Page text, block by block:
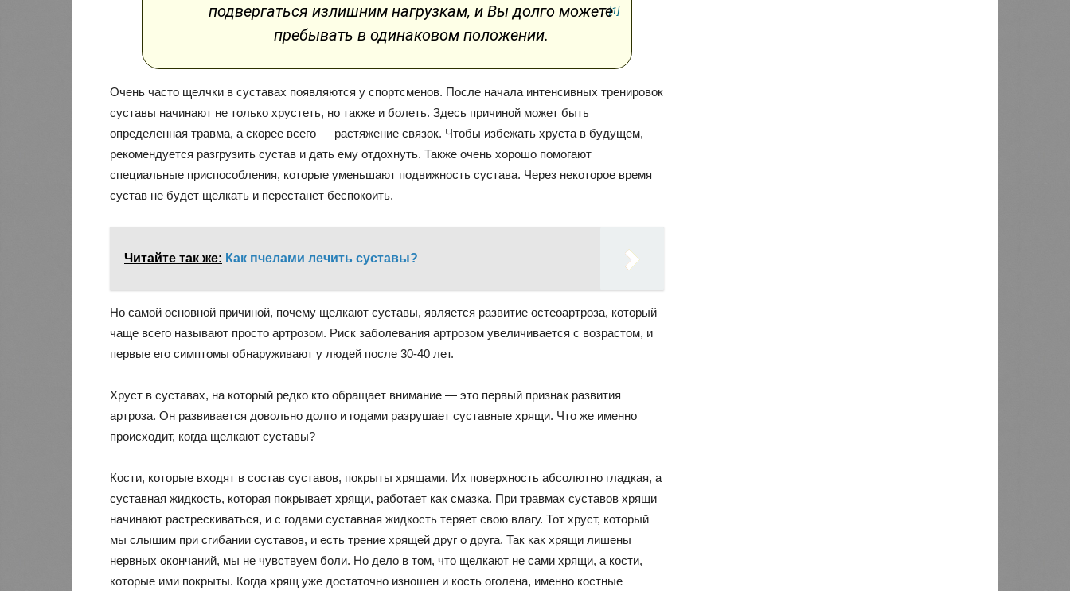
подвергаться излишним нагрузкам, и Вы долго можете
пребывать в одинаковом положении.
[1]
Очень часто щелчки в суставах появляются у спортсменов. После начала интенсивных тренировок
суставы начинают не только хрустеть, но также и болеть. Здесь причиной может быть
определенная травма, а скорее всего — растяжение связок. Чтобы избежать хруста в будущем,
рекомендуется разгрузить сустав и дать ему отдохнуть. Также очень хорошо помогают
специальные приспособления, которые уменьшают подвижность сустава. Через некоторое время
сустав не будет щелкать и перестанет беспокоить.
Читайте так же: Как пчелами лечить суставы?
Но самой основной причиной, почему щелкают суставы, является развитие остеоартроза, который
чаще всего называют просто артрозом. Риск заболевания артрозом увеличивается с возрастом, и
первые его симптомы обнаруживают у людей после 30-40 лет.
Хруст в суставах, на который редко кто обращает внимание — это первый признак развития
артроза. Он развивается довольно долго и годами разрушает суставные хрящи. Что же именно
происходит, когда щелкают суставы?
Кости, которые входят в состав суставов, покрыты хрящами. Их поверхность абсолютно гладкая, а
суставная жидкость, которая покрывает хрящи, работает как смазка. При травмах суставов хрящи
начинают растрескиваться, и с годами суставная жидкость теряет свою влагу. Тот хруст, который
мы слышим при сгибании суставов, и есть трение хрящей друг о друга. Так как хрящи лишены
нервных окончаний, мы не чувствуем боли. Но дело в том, что щелкают не сами хрящи, а кости,
которые ими покрыты. Когда хрящ уже достаточно изношен и кость оголена, именно костные